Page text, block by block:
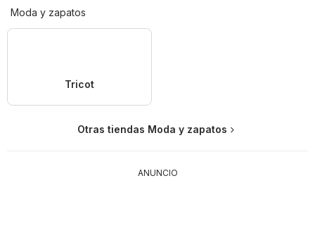
Moda y zapatos
Tricot
Otras tiendas Moda y zapatos
ANUNCIO